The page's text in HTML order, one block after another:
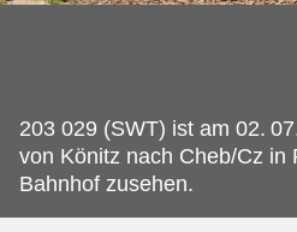
203 029 (SWT) ist am 02.
von Könitz nach Cheb/Cz in
Bahnhof zusehen.